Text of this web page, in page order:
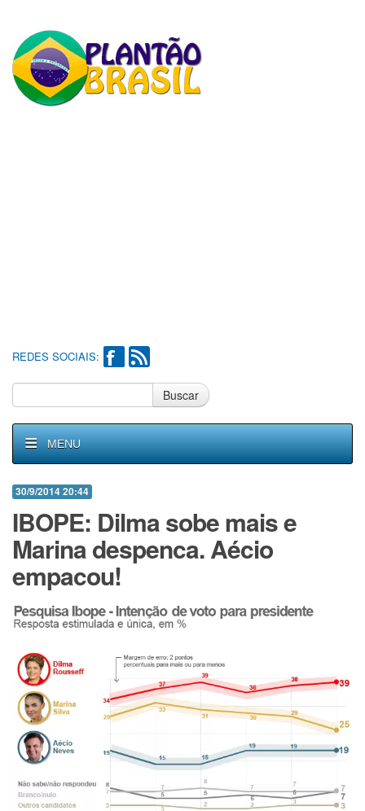
REDES SOCIAIS:
Buscar
MENU
30/9/2014 20:44
IBOPE: Dilma sobe mais e
Marina despenca. Aécio
empacou!